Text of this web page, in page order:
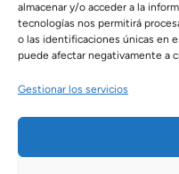
almacenar y/o acceder a la
tecnologías nos permitirá
o las identificaciones únicas en
puede afectar negativamente a
Gestionar los servicios